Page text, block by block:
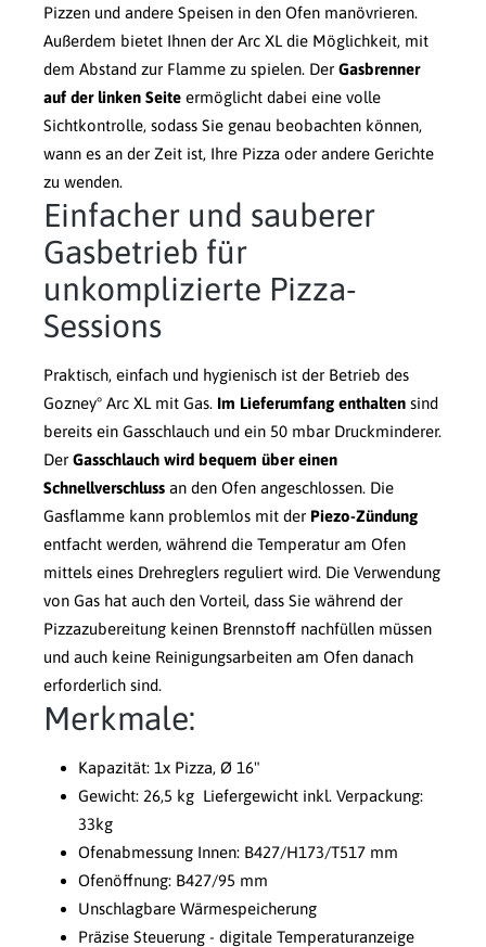
Pizzen und andere Speisen in den Ofen manövrieren.
Außerdem bietet Ihnen der Arc XL die Möglichkeit, mit
dem Abstand zur Flamme zu spielen. Der Gasbrenner
auf der linken Seite ermöglicht dabei eine volle
Sichtkontrolle, sodass Sie genau beobachten können,
wann es an der Zeit ist, Ihre Pizza oder andere Gerichte
zu wenden.
Einfacher und sauberer
Gasbetrieb für
unkomplizierte Pizza-
Sessions
Praktisch, einfach und hygienisch ist der Betrieb des
Gozney° Arc XL mit Gas. Im Lieferumfang enthalten sind
bereits ein Gasschlauch und ein 50 mbar Druckminderer.
Der Gasschlauch wird bequem über einen
Schnellverschluss an den Ofen angeschlossen. Die
Gasflamme kann problemlos mit der Piezo-Zündung
entfacht werden, während die Temperatur am Ofen
mittels eines Drehreglers reguliert wird. Die Verwendung
von Gas hat auch den Vorteil, dass Sie während der
Pizzazubereitung keinen Brennstoff nachfüllen müssen
und auch keine Reinigungsarbeiten am Ofen danach
erforderlich sind.
Merkmale:
Kapazität: 1x Pizza, Ø 16"
Gewicht: 26,5 kg Liefergewicht inkl. Verpackung:
33kg
Ofenabmessung Innen: B427/H173/T517 mm
Ofenöffnung: B427/95 mm
Unschlagbare Wärmespeicherung
Präzise Steuerung - digitale Temperaturanzeige